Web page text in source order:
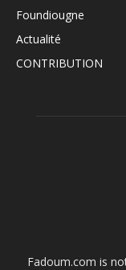
Foundiougne
Actualité
CONTRIBUTION
Fadoum.com is